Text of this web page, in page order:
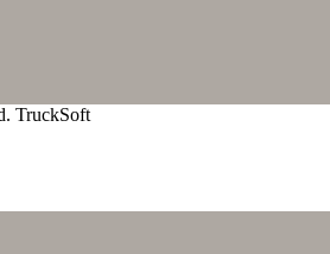
TruckSoft